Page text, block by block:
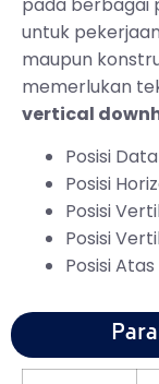
untuk
maupun
memerlukan
vertical
Posisi
Posisi
Posisi
Posisi
Posisi